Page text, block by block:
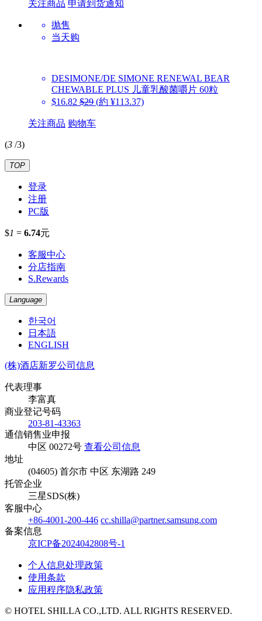
关注商品 申请到货通知
抛售
当天购
DESIMONE/DE SIMONE RENEWAL BEAR
CHEWABLE PLUS 儿童乳酸菌嚼片 60粒
$16.82 $29 (約 ¥113.37)
关注商品 购物车
(3 /3)
TOP
登录
注册
PC版
$1 = 6.74元
客服中心
分店指南
S.Rewards
Language
한국어
日本語
ENGLISH
(株)酒店新罗公司信息
代表理事
李富真
商业登记号码
203-81-43363
通信销售业申报
中区 00272号 查看公司信息
地址
(04605) 首尔市 中区 东湖路 249
托管企业
三星SDS(株)
客服中心
+86-4001-200-446 cc.shilla@partner.samsung.com
备案信息
京ICP备2024042808号-1
个人信息处理政策
使用条款
应用程序隐私政策
© HOTEL SHILLA CO.,LTD. ALL RIGHTS RESERVED.